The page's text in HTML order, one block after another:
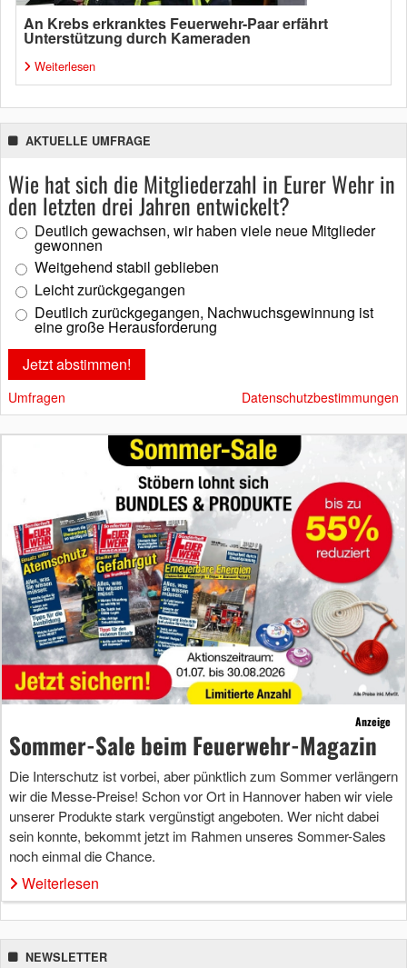
An Krebs erkranktes Feuerwehr-Paar erfährt
Unterstützung durch Kameraden
Weiterlesen
AKTUELLE UMFRAGE
Wie hat sich die Mitgliederzahl in Eurer Wehr in
den letzten drei Jahren entwickelt?
Deutlich gewachsen, wir haben viele neue Mitglieder
gewonnen
Weitgehend stabil geblieben
Leicht zurückgegangen
Deutlich zurückgegangen, Nachwuchsgewinnung ist
eine große Herausforderung
Umfragen Datenschutzbestimmungen
Anzeige
Sommer-Sale beim Feuerwehr-Magazin
Die Interschutz ist vorbei, aber pünktlich zum Sommer verlängern
wir die Messe-Preise! Schon vor Ort in Hannover haben wir viele
unserer Produkte stark vergünstigt angeboten. Wer nicht dabei
sein konnte, bekommt jetzt im Rahmen unseres Sommer-Sales
noch einmal die Chance.
Weiterlesen
NEWSLETTER